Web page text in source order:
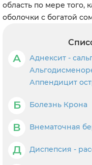
область по мере того,
оболочки с богатой
А
Аднексит -
Аппендицит
Б Болезнь Крона
В Внематочная
Д Диспепсия -